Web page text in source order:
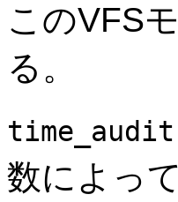
このVFS
る。
time_audit
数によっ